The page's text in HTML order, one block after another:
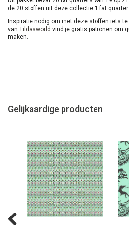
de 20 stoffen uit deze collectie 1 fat quarter
Inspiratie nodig om met deze stoffen iets te
van Tildasworld vind je gratis patronen om
maken.
Gelijkaardige producten